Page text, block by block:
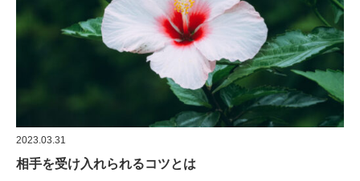
2023.03.31
相手を受け入れられるコツとは